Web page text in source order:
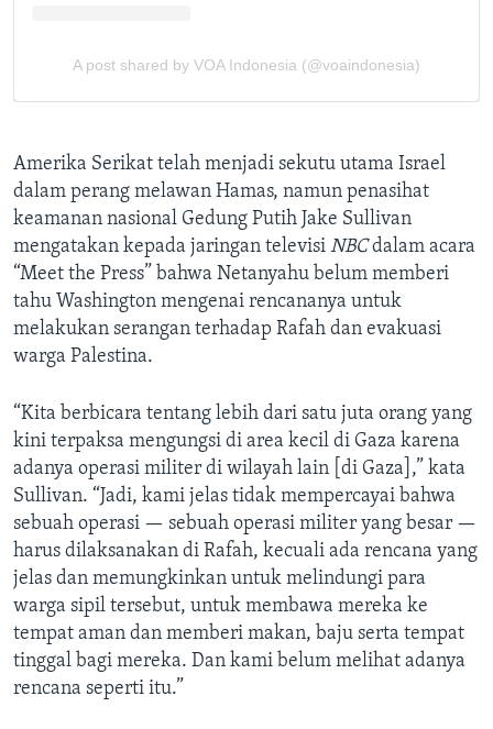
Amerika Serikat telah menjadi sekutu utama Israel
dalam perang melawan Hamas, namun penasihat
keamanan nasional Gedung Putih Jake Sullivan
mengatakan kepada jaringan televisi NBCdalam acara
“Meet the Press” bahwa Netanyahu belum memberi
tahu Washington mengenai rencananya untuk
melakukan serangan terhadap Rafah dan evakuasi
warga Palestina.
“Kita berbicara tentang lebih dari satu juta orang yang
kini terpaksa mengungsi di area kecil di Gaza karena
adanya operasi militer di wilayah lain [di Gaza],” kata
Sullivan. “Jadi, kami jelas tidak mempercayai bahwa
sebuah operasi — sebuah operasi militer yang besar —
harus dilaksanakan di Rafah, kecuali ada rencana yang
jelas dan memungkinkan untuk melindungi para
warga sipil tersebut, untuk membawa mereka ke
tempat aman dan memberi makan, baju serta tempat
tinggal bagi mereka. Dan kami belum melihat adanya
rencana seperti itu.”